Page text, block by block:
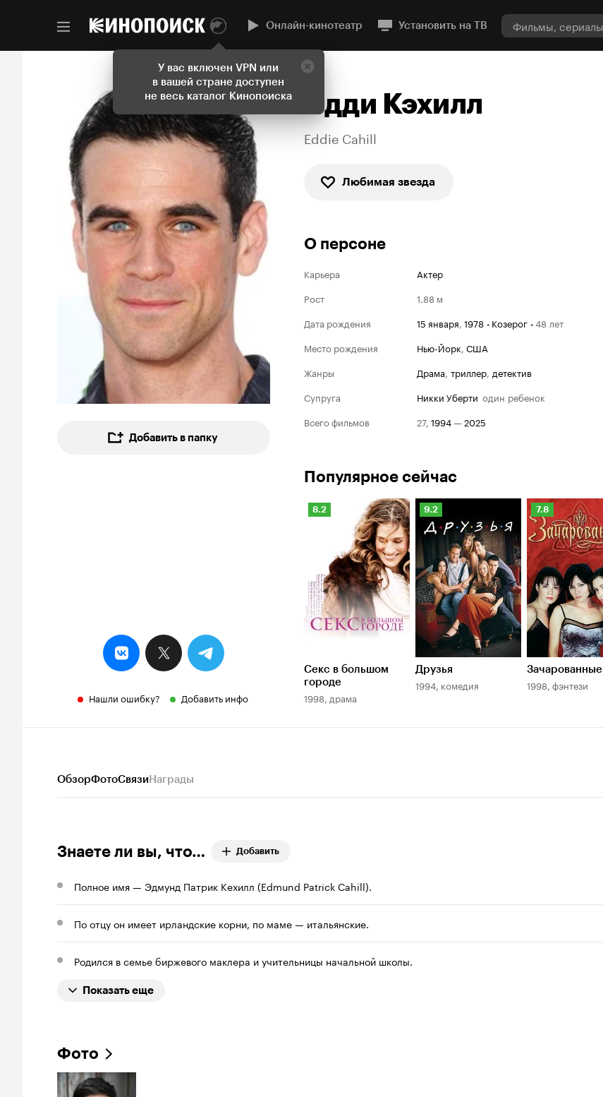
У вас включен VPN или
в вашей стране доступен
не весь каталог Кинопоиска
Онлайн-кинотеатр Установить на ТВ
Добавить в папку
Нашли ошибку? Добавить инфо
Эдди Кэхилл
Eddie Cahill
Любимая звезда
О персоне
Карьера
Актер
Рост
1.88 м
Дата рождения
15 января, 1978 • Козерог •48 лет
Место рождения
Нью-Йорк, США
Жанры
драма, триллер, детектив
Супруга
Никки Уберти один ребенок
Всего фильмов
27, 1994— 2025
Популярное сейчас
Рейтинг
Кинопоиска
8.2
Секс в большом
городе
1998, драма
Рейтинг
Кинопоиска
9.2
9.2
Друзья
1994, комедия
Рейтинг
Кинопоиска
7.8
7.8
Зачарованные
1998, фэнтези
ОбзорФотоСвязиНаграды
Знаете ли вы, что… Добавить
Полное имя — Эдмунд Патрик Кехилл (Edmund Patrick Cahill).
По отцу он имеет ирландские корни, по маме — итальянские.
Родился в семье биржевого маклера и учительницы начальной школы.
Показать еще
Фото